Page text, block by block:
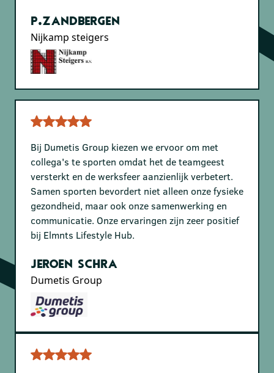
P.Zandbergen
Nijkamp steigers
Bij Dumetis Group kiezen we ervoor om met
collega's te sporten omdat het de teamgeest
versterkt en de werksfeer aanzienlijk verbetert.
Samen sporten bevordert niet alleen onze fysieke
gezondheid, maar ook onze samenwerking en
communicatie. Onze ervaringen zijn zeer positief
bij Elmnts Lifestyle Hub.
Jeroen Schra
Dumetis Group